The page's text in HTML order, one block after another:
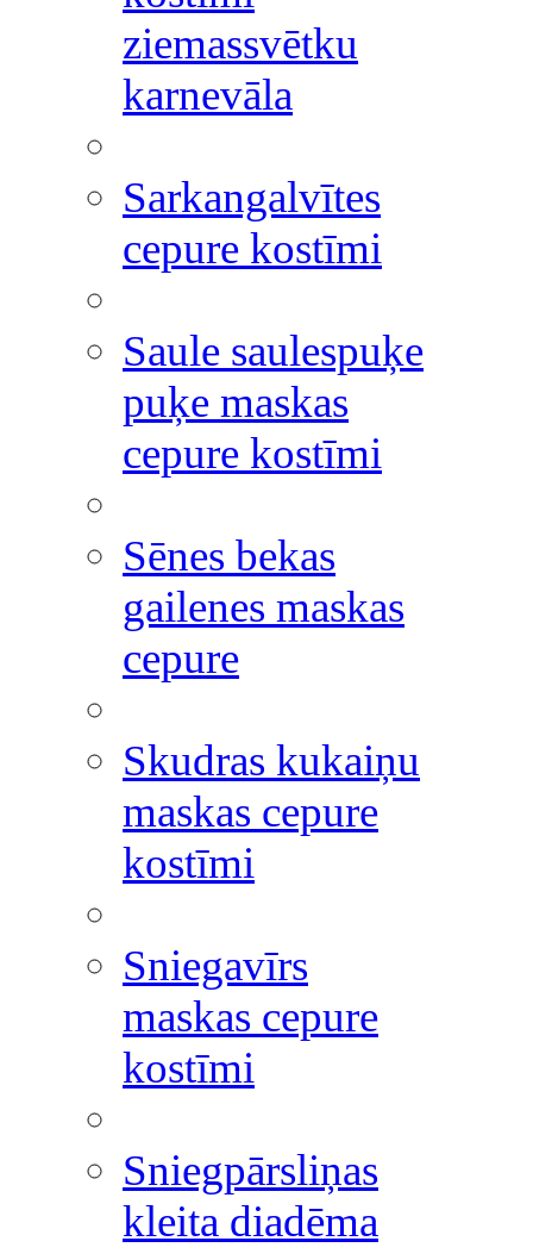
ziemassvētku
karnevāla
Sarkangalvītes
cepure kostīmi
Saule saulespuķe
puķe maskas
cepure kostīmi
Sēnes bekas
gailenes maskas
cepure
Skudras kukaiņu
maskas cepure
kostīmi
Sniegavīrs
maskas cepure
kostīmi
Sniegpārsliņas
kleita diadēma